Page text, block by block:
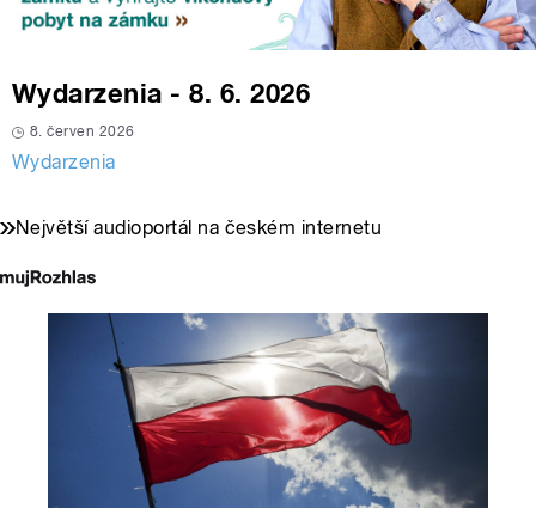
Wydarzenia - 8. 6. 2026
8. červen 2026
Wydarzenia
Největší audioportál na českém internetu